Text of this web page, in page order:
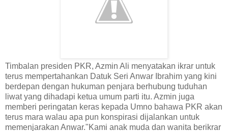
Timbalan presiden PKR, Azmin Ali menyatakan ikrar untuk
terus mempertahankan Datuk Seri Anwar Ibrahim yang kini
berdepan dengan hukuman penjara berhubung tuduhan
liwat yang dihadapi ketua umum parti itu. Azmin juga
memberi peringatan keras kepada Umno bahawa PKR akan
terus mara walau apa pun konspirasi dijalankan untuk
memenjarakan Anwar."Kami anak muda dan wanita berikrar